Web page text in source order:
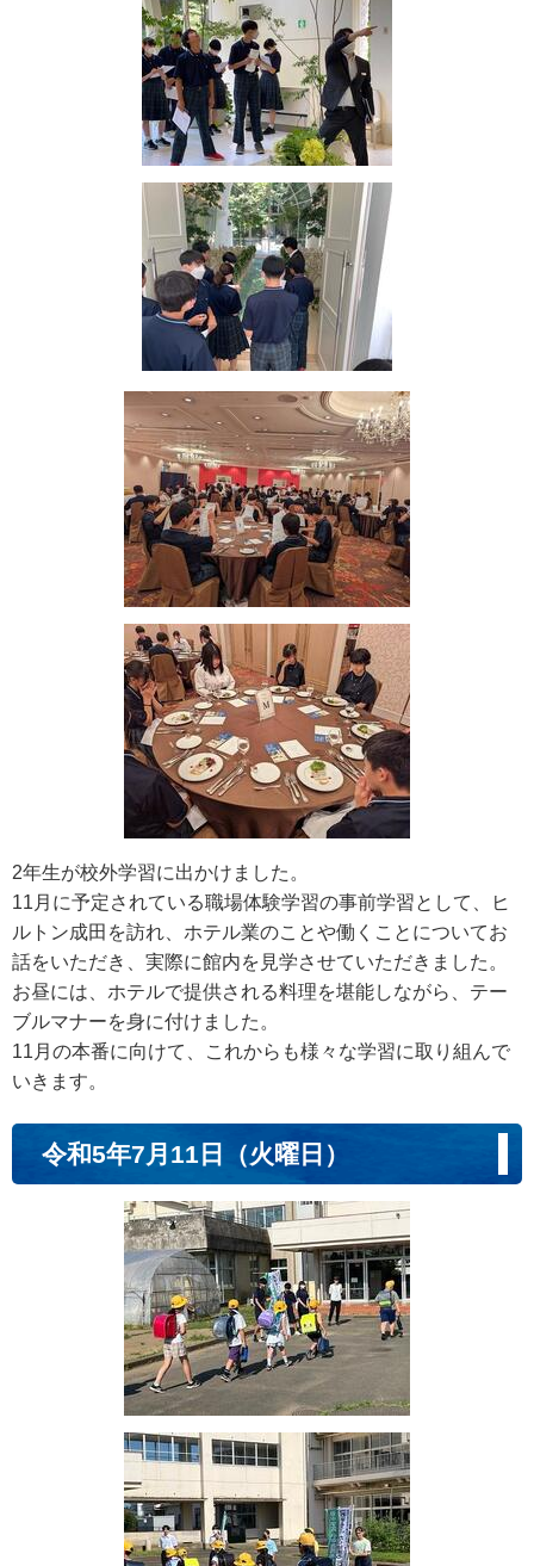
2年生が校外学習に出かけました。
11月に予定されている職場体験学習の事前学習として、ヒ
ルトン成田を訪れ、ホテル業のことや働くことについてお
話をいただき、実際に館内を見学させていただきました。
お昼には、ホテルで提供される料理を堪能しながら、テー
ブルマナーを身に付けました。
11月の本番に向けて、これからも様々な学習に取り組んで
いきます。
令和5年7月11日（火曜日）